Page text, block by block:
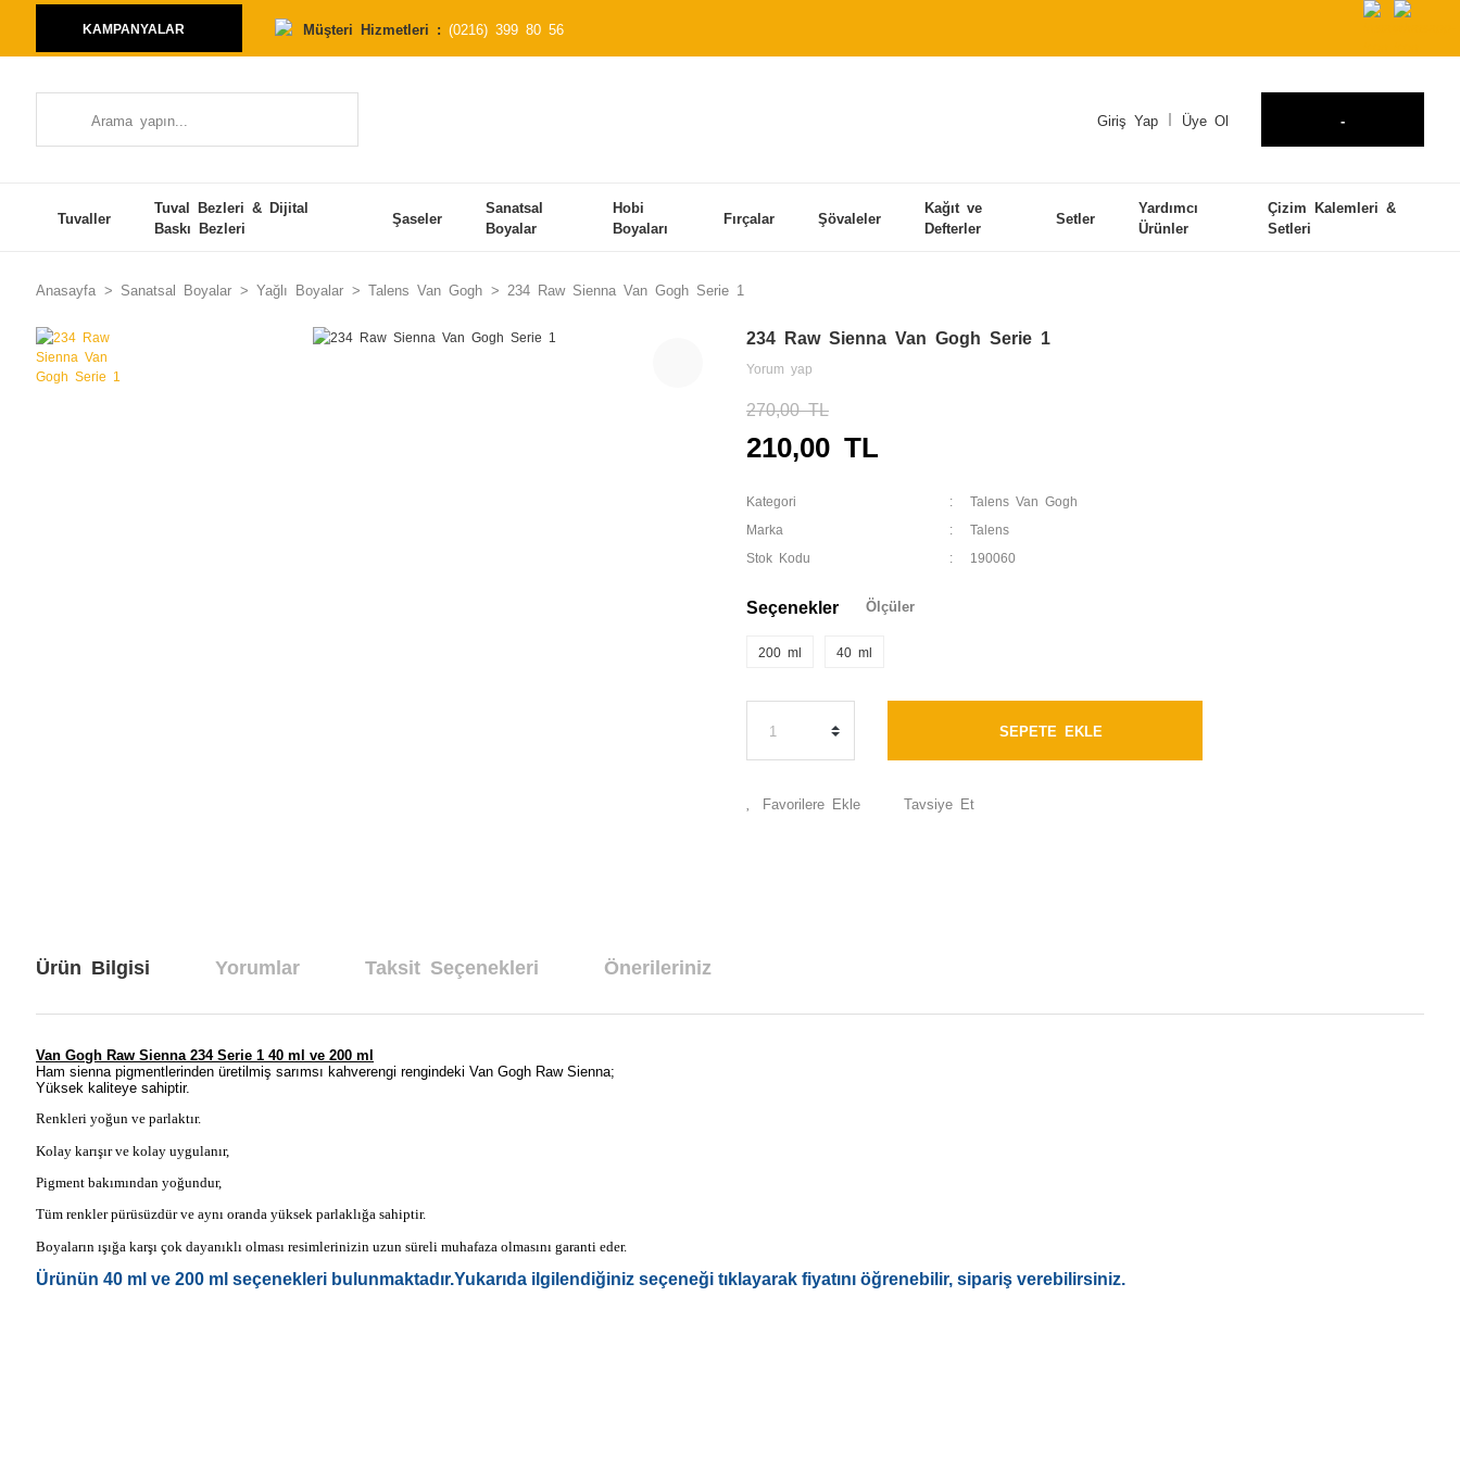
KAMPANYALAR Müşteri Hizmetleri : (0216) 399 80 56
Giriş Yap Üye Ol -
Tuvaller
Tuval Bezleri & Dijital
Baskı Bezleri
Şaseler
Sanatsal
Boyalar
Hobi
Boyaları
Fırçalar Şövaleler
Kağıt ve
Defterler
Setler
Yardımcı
Ürünler
Çizim Kalemleri &
Setleri
Anasayfa Sanatsal Boyalar Yağlı Boyalar Talens Van Gogh 234 Raw Sienna Van Gogh Serie 1
234 Raw Sienna Van Gogh Serie 1
Yorum yap
270,00 TL
210,00 TL
Kategori Talens Van Gogh
Marka Talens
Stok Kodu 190060
Seçenekler Ölçüler
200 ml 40 ml
SEPETE EKLE
Tavsiye Et
Ürün Bilgisi Yorumlar Taksit Seçenekleri Önerileriniz
Van Gogh Raw Sienna 234 Serie 1 40 ml ve 200 ml
Ham sienna pigmentlerinden üretilmiş sarımsı kahverengi rengindeki Van Gogh Raw Sienna;
Yüksek kaliteye sahiptir.
Renkleri yoğun ve parlaktır.
Kolay karışır ve kolay uygulanır,
Pigment bakımından yoğundur,
Tüm renkler pürüsüzdür ve aynı oranda yüksek parlaklığa sahiptir.
Boyaların ışığa karşı çok dayanıklı olması resimlerinizin uzun süreli muhafaza olmasını garanti eder.
Ürünün 40 ml ve 200 ml seçenekleri bulunmaktadır.Yukarıda ilgilendiğiniz seçeneği tıklayarak fiyatını öğrenebilir, sipariş verebilirsiniz.